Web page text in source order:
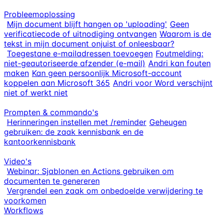
Probleemoplossing
Mijn document blijft hangen op 'uploading' Geen
verificatiecode of uitnodiging ontvangen Waarom is de
tekst in mijn document onjuist of onleesbaar?
Toegestane e-mailadressen toevoegen Foutmelding:
niet-geautoriseerde afzender (e-mail) Andri kan fouten
maken Kan geen persoonlijk Microsoft-account
koppelen aan Microsoft 365 Andri voor Word verschijnt
niet of werkt niet
Prompten & commando's
Herinneringen instellen met /reminder Geheugen
gebruiken: de zaak kennisbank en de
kantoorkennisbank
Video's
Webinar: Sjablonen en Actions gebruiken om
documenten te genereren
Vergrendel een zaak om onbedoelde verwijdering te
voorkomen
Workflows